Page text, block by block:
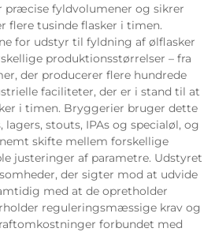
præcise fyldvolumener og sikrer
flere tusinde flasker i timen.
for udstyr til fyldning af ølflasker
produktionsstørrelser – fra
der producerer flere hundrede
faciliteter, der er i stand til at
i timen. Bryggerier bruger dette
lagers, stouts, IPAs og specialøl, og
skifte mellem forskellige
justeringer af parametre. Udstyret
der sigter mod at udvide
med at de opretholder
reguleringsmæssige krav og
forbundet med